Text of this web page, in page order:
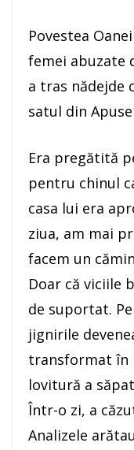
Povestea
femei abuzate
a tras nădejde
satul din
Era pregătită
pentru chinul
casa lui era
ziua, am mai
facem un
Doar că viciile
de suportat.
jignirile
transformat în
lovitură a
Într-o zi, a
Analizele